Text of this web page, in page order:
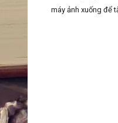
máy ảnh xuống để